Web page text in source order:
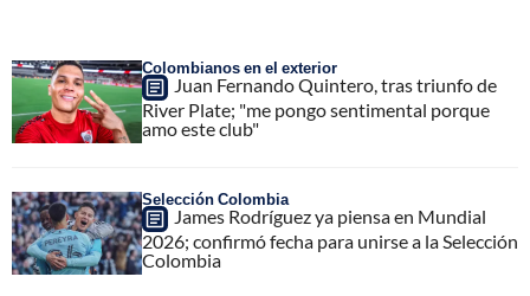
Colombianos en el exterior
Juan Fernando Quintero, tras triunfo de
River Plate; "me pongo sentimental porque
amo este club"
Selección Colombia
James Rodríguez ya piensa en Mundial
2026; confirmó fecha para unirse a la Selección
Colombia